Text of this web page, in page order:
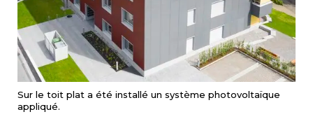
Sur le toit plat a été installé un système photovoltaïque
appliqué.